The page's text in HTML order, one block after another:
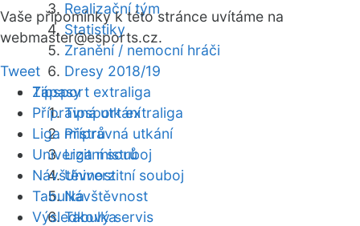
Realizační tým
Statistiky
Zranění / nemocní hráči
Dresy 2018/19
Zápasy
Tipsport extraliga
Přípravná utkání
Liga mistrů
Univerzitní souboj
Návštěvnost
Tabulka
Vaše připomínky k této stránce uvítáme na
webmaster@esports.cz.
Tweet
Tipsport extraliga
Přípravná utkání
Liga mistrů
Univerzitní souboj
Návštěvnost
Tabulka
Výsledkový servis